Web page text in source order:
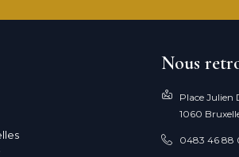
Nous
Place Julien
1060
0483 46 88